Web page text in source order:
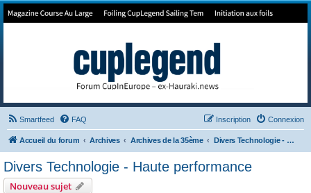
Forum de Cup In Europe
Smartfeed FAQ Connexion
Inscription
Accueil du forum Archives Archives de la 35ème Divers Technologie - Haute performance
Divers Technologie - Haute performance
Nouveau sujet